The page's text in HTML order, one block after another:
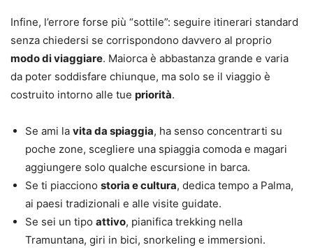
Infine, l’errore forse più “sottile”: seguire itinerari standard
senza chiedersi se corrispondono davvero al proprio
modo di viaggiare. Maiorca è abbastanza grande e varia
da poter soddisfare chiunque, ma solo se il viaggio è
costruito intorno alle tue priorità.
Se ami la vita da spiaggia, ha senso concentrarti su
poche zone, scegliere una spiaggia comoda e magari
aggiungere solo qualche escursione in barca.
Se ti piacciono storia e cultura, dedica tempo a Palma,
ai paesi tradizionali e alle visite guidate.
Se sei un tipo attivo, pianifica trekking nella
Tramuntana, giri in bici, snorkeling e immersioni.